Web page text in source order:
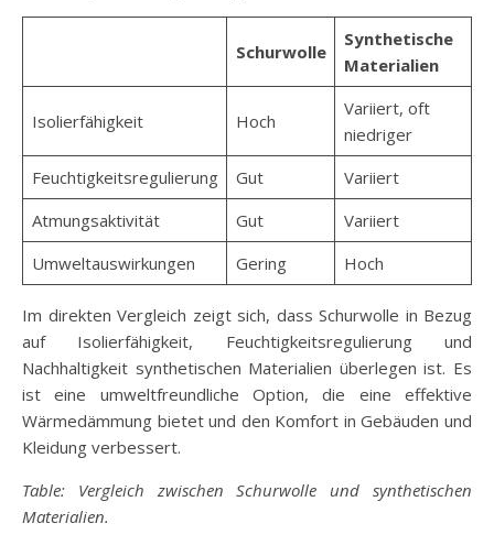
Schurwolle
Synthetische
Materialien
Isolierfähigkeit Hoch
Variiert, oft
niedriger
Feuchtigkeitsregulierung
Gut
Variiert
Atmungsaktivität
Gut
Variiert
Umweltauswirkungen
Gering Hoch
Im direkten Vergleich zeigt sich, dass Schurwolle in Bezug
auf Isolierfähigkeit, Feuchtigkeitsregulierung und
Nachhaltigkeit synthetischen Materialien überlegen ist. Es
ist eine umweltfreundliche Option, die eine effektive
Wärmedämmung bietet und den Komfort in Gebäuden und
Kleidung verbessert.
Table: Vergleich zwischen Schurwolle und synthetischen
Materialien.